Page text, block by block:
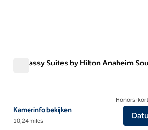
Embassy Suites by Hilton Anaheim
Bekijk hoteldetails voor Embassy Suites by
Kamerinfo bekijken
10,24 miles
Honors-